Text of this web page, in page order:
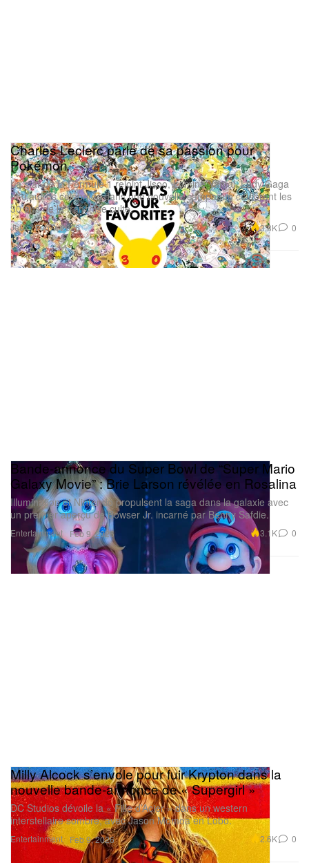
Jeux
Charles Leclerc parle de sa passion pour
Pokémon
La star de la Formule 1 rejoint Jisoo, Lamine Yamal, Lady Gaga
et d’autres célébrités dans une nouvelle campagne célébrant les
30 ans de la franchise culte.
Feb 9, 2026 3.3K 0
Entertainment
Bande-annonce du Super Bowl de “Super Mario
Galaxy Movie” : Brie Larson révélée en Rosalina
Illumination et Nintendo propulsent la saga dans la galaxie avec
un premier aperçu de Bowser Jr. incarné par Benny Safdie.
Feb 9, 2026 3.1K 0
Entertainment
Milly Alcock s’envole pour fuir Krypton dans la
nouvelle bande-annonce de « Supergirl »
DC Studios dévoile la « Fille d’Acier » dans un western
interstellaire sombre, avec Jason Momoa en Lobo.
Feb 9, 2026 2.6K 0